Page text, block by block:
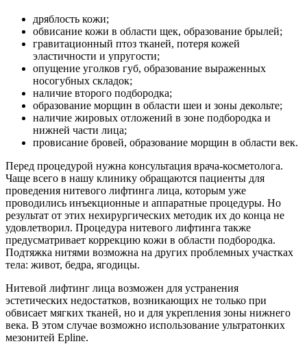
дряблость кожи;
обвисание кожи в области щек, образование брылей;
гравитационный птоз тканей, потеря кожей
эластичности и упругости;
опущение уголков губ, образование выраженных
носогубных складок;
наличие второго подбородка;
образование морщин в области шеи и зоны декольте;
наличие жировых отложений в зоне подбородка и
нижней части лица;
провисание бровей, образование морщин в области век.
Перед процедурой нужна консультация врача-косметолога.
Чаще всего в нашу клинику обращаются пациенты для
проведения нитевого лифтинга лица, которым уже
проводились инъекционные и аппаратные процедуры. Но
результат от этих нехирургических методик их до конца не
удовлетворил. Процедура нитевого лифтинга также
предусматривает коррекцию кожи в области подбородка.
Подтяжка нитями возможна на других проблемных участках
тела: живот, бедра, ягодицы.
Нитевой лифтинг лица возможен для устранения
эстетических недостатков, возникающих не только при
обвисает мягких тканей, но и для укрепления зоны нижнего
века. В этом случае возможно использование ультратонких
мезонитей Epline.